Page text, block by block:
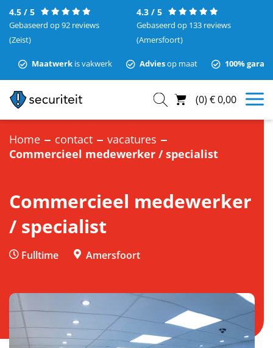
4.5 / 5
Gebaseerd op 92 reviews
(Zeist)
4.3 / 5
Gebaseerd op 133 reviews
(Amersfoort)
Maatwerk is vakwerk Adviesop maat 100%
(0) €0,00
Home contact
vacatures
Commercieel medewerker / specialist
Commercieel medewerker
/ specialist
Fulltime Amersfoort